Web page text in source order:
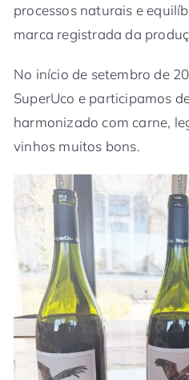
processos naturais e
marca registrada da
No início de setembro de
SuperUco e participamos
harmonizado com carne,
vinhos muitos bons.